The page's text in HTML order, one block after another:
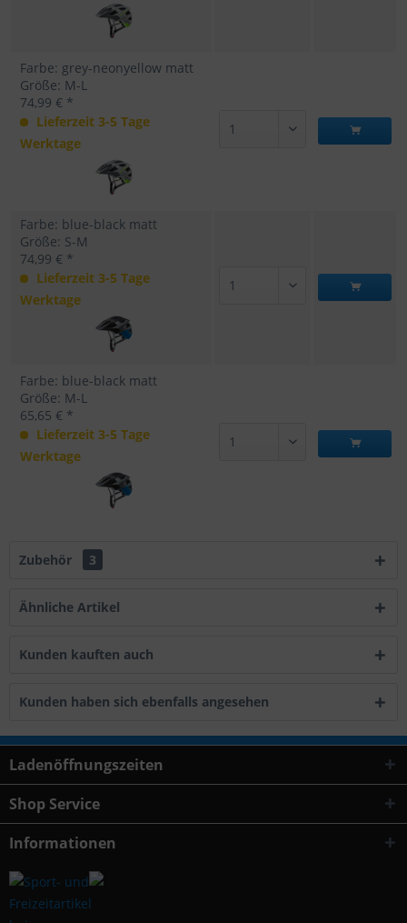
Farbe: grey-neonyellow matt
Größe: M-L
74,99 € *
Lieferzeit 3-5 Tage
Werktage
Farbe: blue-black matt
Größe: S-M
74,99 € *
Lieferzeit 3-5 Tage
Werktage
Farbe: blue-black matt
Größe: M-L
65,65 € *
Lieferzeit 3-5 Tage
Werktage
Zubehör 3
Ähnliche Artikel
Kunden kauften auch
Kunden haben sich ebenfalls angesehen
Ladenöffnungszeiten
Shop Service
Informationen